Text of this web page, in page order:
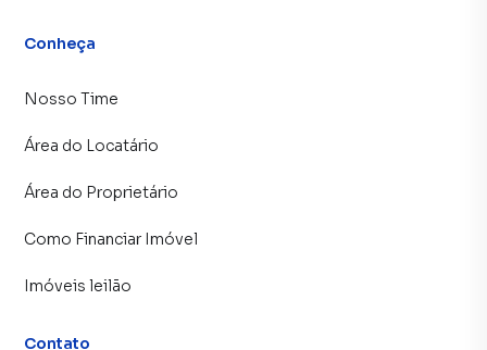
Conheça
Nosso Time
Área do Locatário
Área do Proprietário
Como Financiar Imóvel
Imóveis leilão
Contato